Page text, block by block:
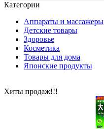
Категории
Аппараты и массажеры
Детские товары
Здоровье
Косметика
Товары для дома
Японские продукты
Хиты продаж!!!